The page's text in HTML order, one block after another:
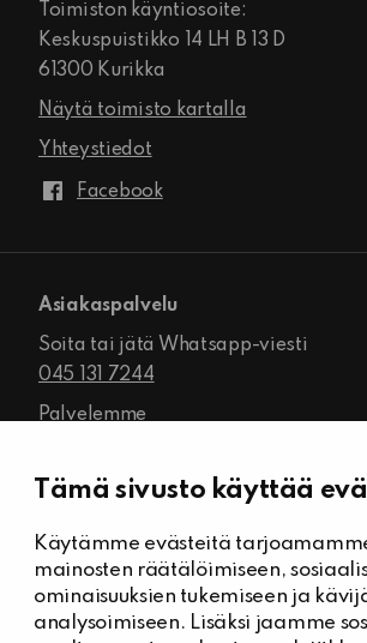
Tämä sivusto käyttää
Käytämme evästeitä
mainosten räätälöimiseen,
ominaisuuksien tukemiseen ja
analysoimiseen. Lisäksi jaamme
Toimiston käyntiosoite:
Keskuspuistikko 14 LH B 13 D
61300 Kurikka
Näytä toimisto kartalla
Yhteystiedot
Facebook
Asiakaspalvelu
Soita tai jätä Whatsapp-viesti
045 131 7244
Palvelemme
Kiinteistöhuolto
Päivystysnumero, Kiinteistöässät
044 704 7632